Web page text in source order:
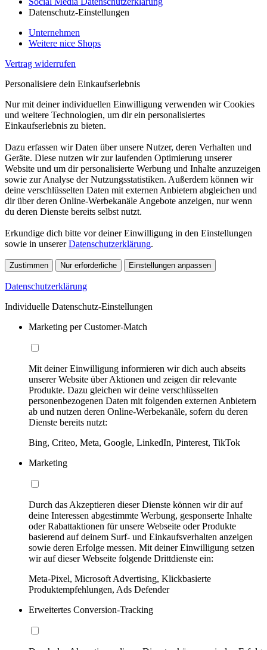
Datenschutz-Einstellungen
Unternehmen
Weitere nice Shops
Vertrag widerrufen
Personalisiere dein Einkaufserlebnis
Nur mit deiner individuellen Einwilligung verwenden wir Cookies
und weitere Technologien, um dir ein personalisiertes
Einkaufserlebnis zu bieten.
Dazu erfassen wir Daten über unsere Nutzer, deren Verhalten und
Geräte. Diese nutzen wir zur laufenden Optimierung unserer
Website und um dir personalisierte Werbung und Inhalte anzuzeigen
sowie zur Analyse der Nutzungsstatistiken. Außerdem können wir
deine verschlüsselten Daten mit externen Anbietern abgleichen und
dir über deren Online-Werbekanäle Angebote anzeigen, nur wenn
du deren Dienste bereits selbst nutzt.
Erkundige dich bitte vor deiner Einwilligung in den Einstellungen
sowie in unsererDatenschutzerklärung.
Zustimmen Nur erforderliche Einstellungen anpassen
Datenschutzerklärung
Individuelle Datenschutz-Einstellungen
Marketing per Customer-Match
Mit deiner Einwilligung informieren wir dich auch abseits
unserer Website über Aktionen und zeigen dir relevante
Produkte. Dazu gleichen wir deine verschlüsselten
personenbezogenen Daten mit folgenden externen Anbietern
ab und nutzen deren Online-Werbekanäle, sofern du deren
Dienste bereits nutzt:
Bing, Criteo, Meta, Google, LinkedIn, Pinterest, TikTok
Marketing
Durch das Akzeptieren dieser Dienste können wir dir auf
deine Interessen abgestimmte Werbung, gesponserte Inhalte
oder Rabattaktionen für unsere Webseite oder Produkte
basierend auf deinem Surf- und Einkaufsverhalten anzeigen
sowie deren Erfolge messen. Mit deiner Einwilligung setzen
wir auf dieser Webseite folgende Drittdienste ein:
Meta-Pixel, Microsoft Advertising, Klickbasierte
Produktempfehlungen, Ads Defender
Erweitertes Conversion-Tracking